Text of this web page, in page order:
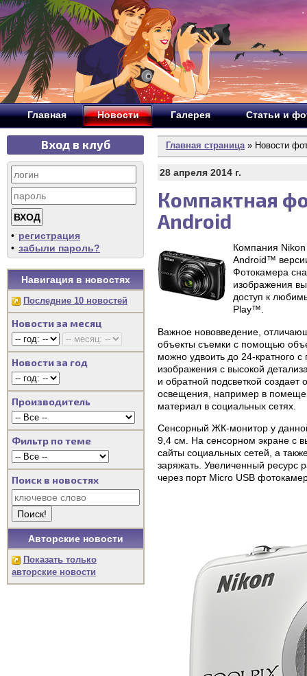
Главная Новости Галерея Статьи и
Вход в клуб
• регистрация
• забыли пароль?
Навигация в новостях
Последние 10 новостей
Новости за месяц
Новости за год
Производитель
Фильтр по теме
Поиск в новостях
Авторские новости
Показать только
авторские новости
Главная страница» Новости
28 апреля 2014 г.
Компактная
Android
Компания
Android™
Фотокамера
изображения
доступ к
Play™.
Важное нововведение,
объекты съемки с помощью
можно удвоить до 24-кратного
изображения с высокой
и обратной подсветкой
освещения, например в
материал в социальных сетях.
Сенсорный ЖК-монитор у
9,4 см. На сенсорном экране с
сайты социальных сетей, а
заряжать. Увеличенный ресурс
через порт Micro USB